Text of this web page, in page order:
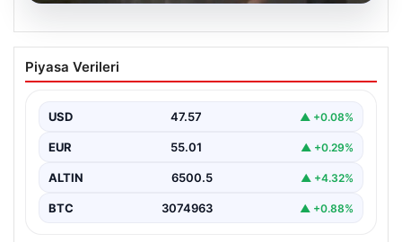
04.08.2026
Sahilde yönünü şaşıran caretta
carettayı vatandaşlar denize ulaştırdı
Piyasa Verileri
USD 47.57 ▲ +0.08%
EUR 55.01 ▲ +0.29%
ALTIN 6500.5 ▲ +4.32%
BTC 3074963 ▲ +0.88%